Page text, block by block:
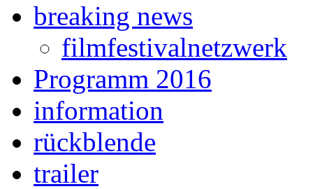
breaking news
filmfestivalnetzwerk
Programm 2016
information
rückblende
trailer